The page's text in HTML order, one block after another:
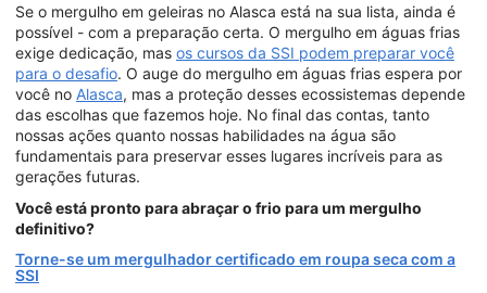
Se o mergulho em geleiras no Alasca está na sua lista, ainda é
possível - com a preparação certa. O mergulho em águas frias
exige dedicação, mas os cursos da SSI podem preparar você
para o desafio. O auge do mergulho em águas frias espera por
você no Alasca, mas a proteção desses ecossistemas depende
das escolhas que fazemos hoje. No final das contas, tanto
nossas ações quanto nossas habilidades na água são
fundamentais para preservar esses lugares incríveis para as
gerações futuras.
Você está pronto para abraçar o frio para um mergulho
definitivo?
Torne-se um mergulhador certificado em roupa seca com a
SSI